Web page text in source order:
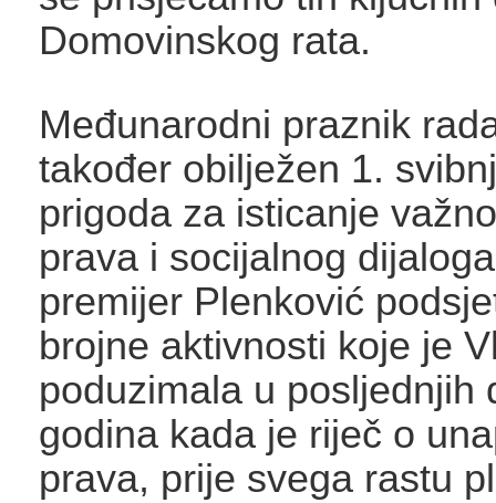
Domovinskog rata.
Međunarodni praznik
također obilježen 1.
prigoda za isticanje
prava i socijalnog
premijer Plenković
brojne aktivnosti koje je
poduzimala u posljednjih
godina kada je riječ o
prava, prije svega rastu